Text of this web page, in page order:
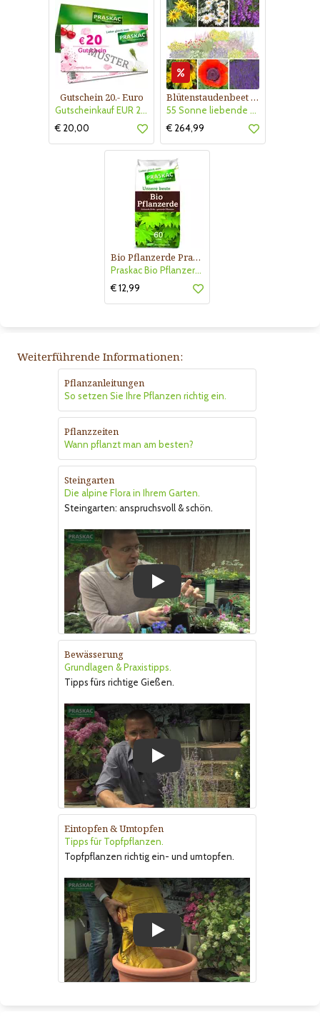
Gutschein 20.- Euro
Gutscheinkauf EUR 20.-
€ 20,00
Blütenstaudenbeet Kollektion Nr. 504
55 Sonne liebende Stauden für 6 m² Beet mit Pflanzplan
€ 264,99
Bio Pflanzerde Praskac
Praskac Bio Pflanzerde
€ 12,99
Weiterführende Informationen:
Pflanzanleitungen
So setzen Sie Ihre Pflanzen richtig ein.
Pflanzzeiten
Wann pflanzt man am besten?
Steingarten
Die alpine Flora in Ihrem Garten.
Steingarten: anspruchsvoll & schön.
Bewässerung
Grundlagen & Praxistipps.
Tipps fürs richtige Gießen.
Eintopfen & Umtopfen
Tipps für Topfpflanzen.
Topfpflanzen richtig ein- und umtopfen.